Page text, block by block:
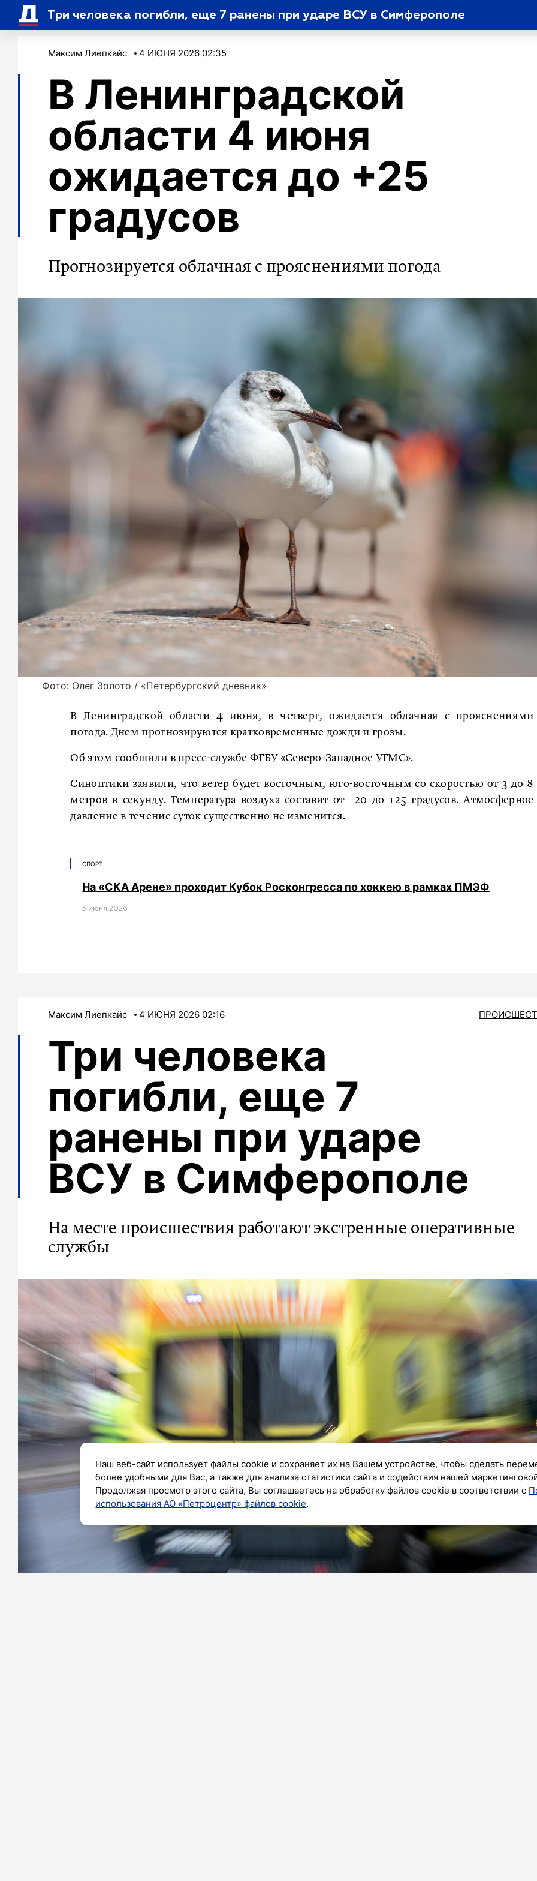
Три человека погибли, еще 7 ранены при ударе ВСУ в Симферополе
Максим Лиепкайс 4 ИЮНЯ 2026 02:35
В Ленинградской
области 4 июня
ожидается до +25
градусов
Прогнозируется облачная с прояснениями погода
Фото: Олег Золото / «Петербургский дневник»
В Ленинградской области 4 июня, в четверг, ожидается облачная с прояснениями
погода. Днем прогнозируются кратковременные дожди и грозы.
Об этом сообщили в пресс-службе ФГБУ «Северо-Западное УГМС».
Синоптики заявили, что ветер будет восточным, юго-восточным со скоростью от 3 до 8
метров в секунду. Температура воздуха составит от +20 до +25 градусов. Атмосферное
давление в течение суток существенно не изменится.
СПОРТ
На «СКА Арене» проходит Кубок Росконгресса по хоккею в рамках ПМЭФ
3 июня 2026
Максим Лиепкайс 4 ИЮНЯ 2026 02:16
Три человека
погибли, еще 7
ранены при ударе
ВСУ в Симферополе
На месте происшествия работают экстренные оперативные
службы
Наш веб-сайт использует файлы cookie и сохраняет их на Вашем устройстве, чтобы сделать
более удобными для Вас, а также для анализа статистики сайта и содействия нашей
Продолжая просмотр этого сайта, Вы соглашаетесь на обработку файлов cookie в соответствии с
использования АО «Петроцентр» файлов cookie.